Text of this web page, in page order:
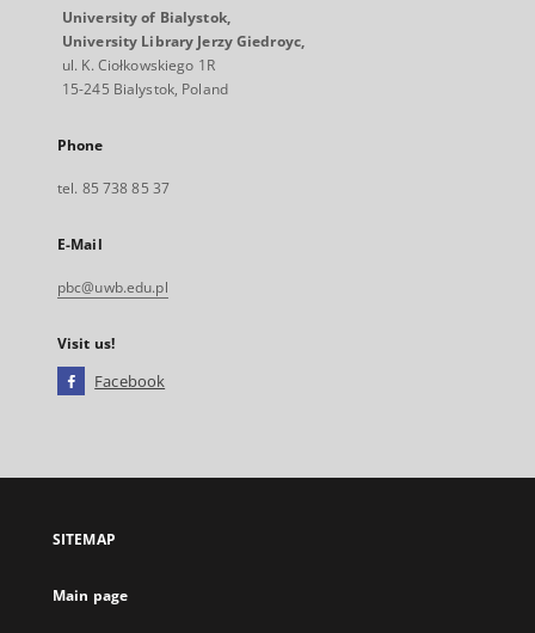
University of Bialystok,
University Library Jerzy Giedroyc,
ul. K. Ciołkowskiego 1R
15-245 Bialystok, Poland
Phone
tel. 85 738 85 37
E-Mail
pbc@uwb.edu.pl
Visit us!
Facebook
open
new
SITEMAP
Main page